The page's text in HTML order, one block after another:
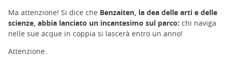
Ma attenzione! Si dice che Benzaiten, la dea delle arti e delle
scienze, abbia lanciato un incantesimo sul parco: chi naviga
nelle sue acque in coppia si lascerà entro un anno!
Attenzione..